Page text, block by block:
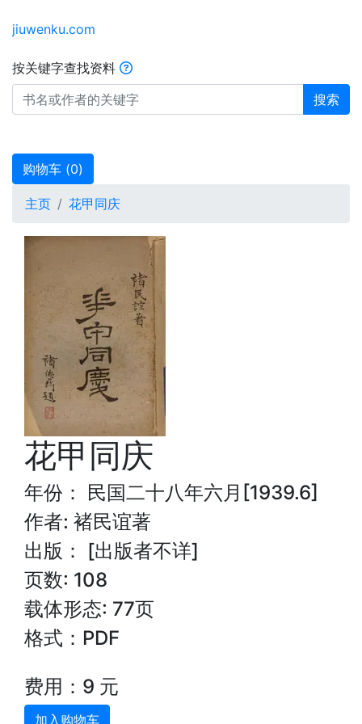
jiuwenku.com
按关键字查找资料
搜索
购物车 (0)
主页 花甲同庆
花甲同庆
年份： 民国二十八年六月[1939.6]
作者: 褚民谊著
出版： [出版者不详]
页数: 108
载体形态: 77页
格式：PDF
费用：9 元
加入购物车